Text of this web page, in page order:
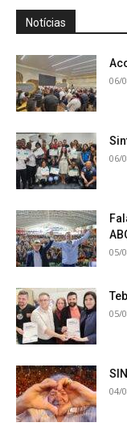
Notícias
06/
06/
05/
05/
04/